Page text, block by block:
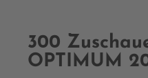
300
OPTIMUM